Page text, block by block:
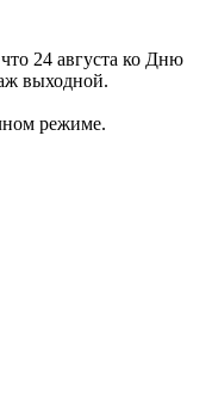
24 августа ко Дню
выходной.
режиме.